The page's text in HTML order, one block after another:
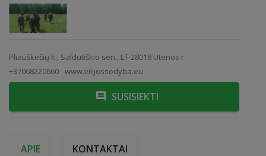
Pliauškečių k., Saldutiškio sen., LT-28018 Utenos r.
+37068220660 www.vilijossodyba.eu
SUSISIEKTI
APIE KONTAKTAI